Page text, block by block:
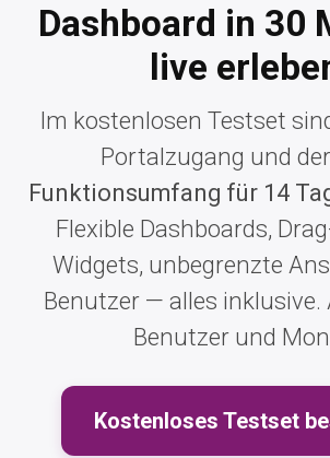
Dashboard in 30
live
Im kostenlosen Testset
Portalzugang und der
Funktionsumfang für 14
Flexible Dashboards,
Widgets, unbegrenzte
Benutzer — alles inklusive.
Benutzer und
Kostenloses Testset